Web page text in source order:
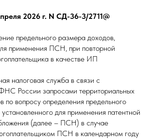
2026 г. N СД-36-3/2711@
предельного размера доходов,
применения ПСН, при повторной
в качестве ИП
налоговая служба в связи с
России запросами территориальных
по вопросу определения предельного
для применения патентной
(далее – ПСН) в случае
ПСН в календарном году